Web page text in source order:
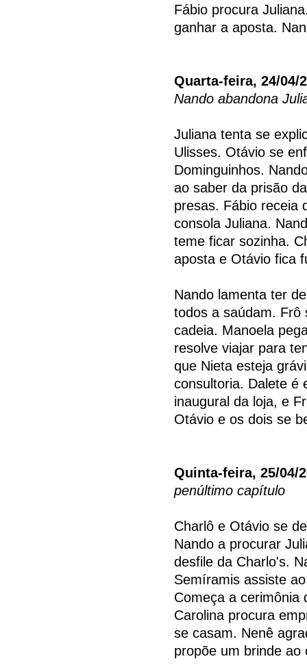
Fábio procura
ganhar a aposta.
Quarta-feira, 24/04/
Nando abandona
Juliana tenta se
Ulisses. Otávio se
Dominguinhos.
ao saber da prisão
presas. Fábio receia
consola Juliana.
teme ficar sozinha.
aposta e Otávio fica
Nando lamenta ter
todos a saúdam. Frô
cadeia. Manoela
resolve viajar para
que Nieta esteja
consultoria. Dalete é
inaugural da loja, e
Otávio e os dois se
Quinta-feira, 25/04/
penúltimo capítulo
Charlô e Otávio se
Nando a procurar
desfile da Charlo's.
Semíramis assiste
Começa a cerimônia
Carolina procura
se casam. Nenê
propõe um brinde